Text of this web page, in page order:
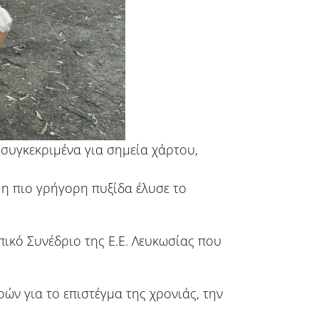
για σημεία χάρτου,
πιο γρήγορη πυξίδα έλυσε το
Συνέδριο της Ε.Ε. Λευκωσίας που
για το επιστέγμα της χρονιάς, την